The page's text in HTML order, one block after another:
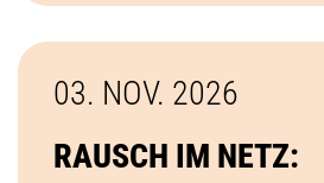
03. NOV. 2026
RAUSCH IM NETZ: